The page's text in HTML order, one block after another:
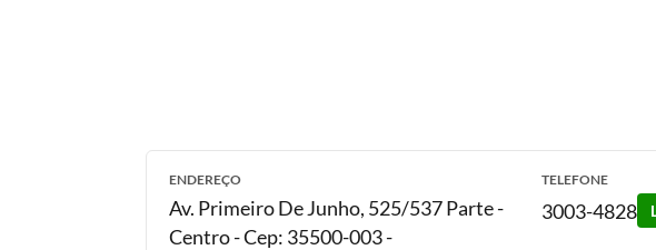
ENDEREÇO
Av. Primeiro De Junho, 525/537 Parte -
Centro- Cep: 35500-003-
TELEFONE
3003-4828